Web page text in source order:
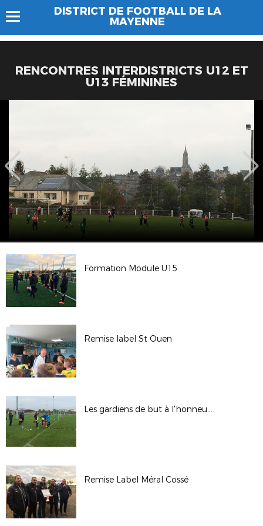
DISTRICT DE FOOTBALL DE LA
MAYENNE
RENCONTRES INTERDISTRICTS U12 ET
U13 FÉMININES
Formation Module U15
Remise label St Ouen
Les gardiens de but à l'honneur !
Remise Label Méral Cossé